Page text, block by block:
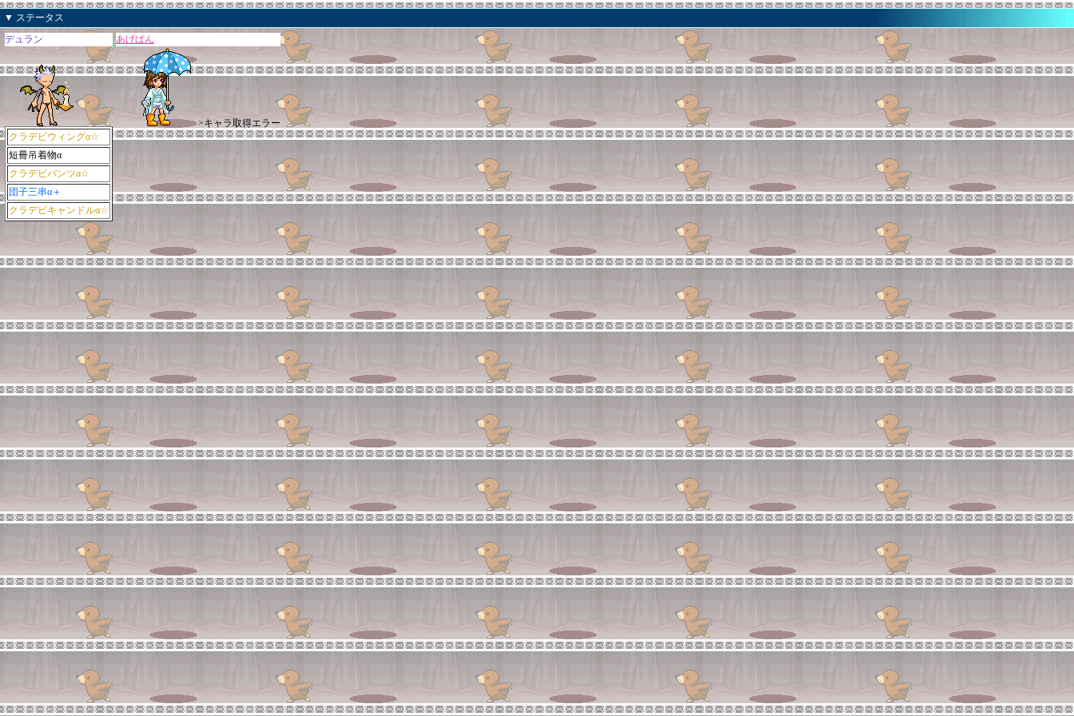
▼ ステータス
デュラン
クラデビウィングα☆
短冊吊着物α
クラデビパンツα☆
団子三串α＋
クラデビキャンドルα☆
あげぱん
>キャラ取得エラー